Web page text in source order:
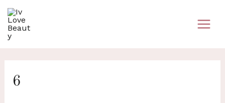
Přeskočit
na
obsah
6